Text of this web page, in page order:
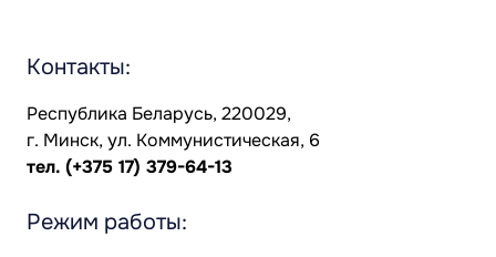
Контакты:
Республика Беларусь, 220029,
г. Минск, ул. Коммунистическая, 6
тел. (+375 17) 379-64-13
Режим работы: